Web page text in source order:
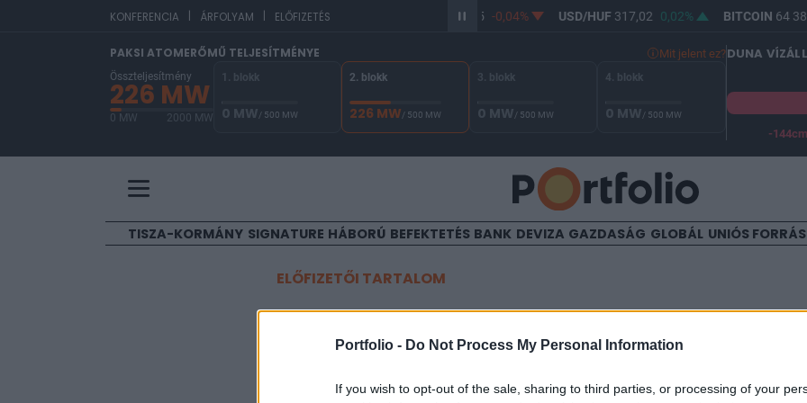
Portfolio - Do Not Process My Personal Information
If you wish to opt-out of the sale, sharing to third parties, or processing of your
KONFERENCIA | ÁRFOLYAM | ELŐFIZETÉS 365,25 -0,04% USD/HUF317,02 0,02% BITCOIN64
PAKSI ATOMERŐMŰ TELJESÍTMÉNYE Mit jelent ez?
Összteljesítmény
226 MW
0 MW 2000 MW
1. blokk
0 MW/ 500 MW
2. blokk
226 MW/ 500 MW
3. blokk
0 MW/ 500 MW
4. blokk
0 MW/ 500 MW
DUNA
-144cm
TISZA-KORMÁNY SIGNATURE HÁBORÚ BEFEKTETÉS BANK DEVIZA GAZDASÁG GLOBÁL UNIÓS
ELŐFIZETŐI TARTALOM
Előre megjósolhatjuk a jövőt?
2014. október 02. 14:32